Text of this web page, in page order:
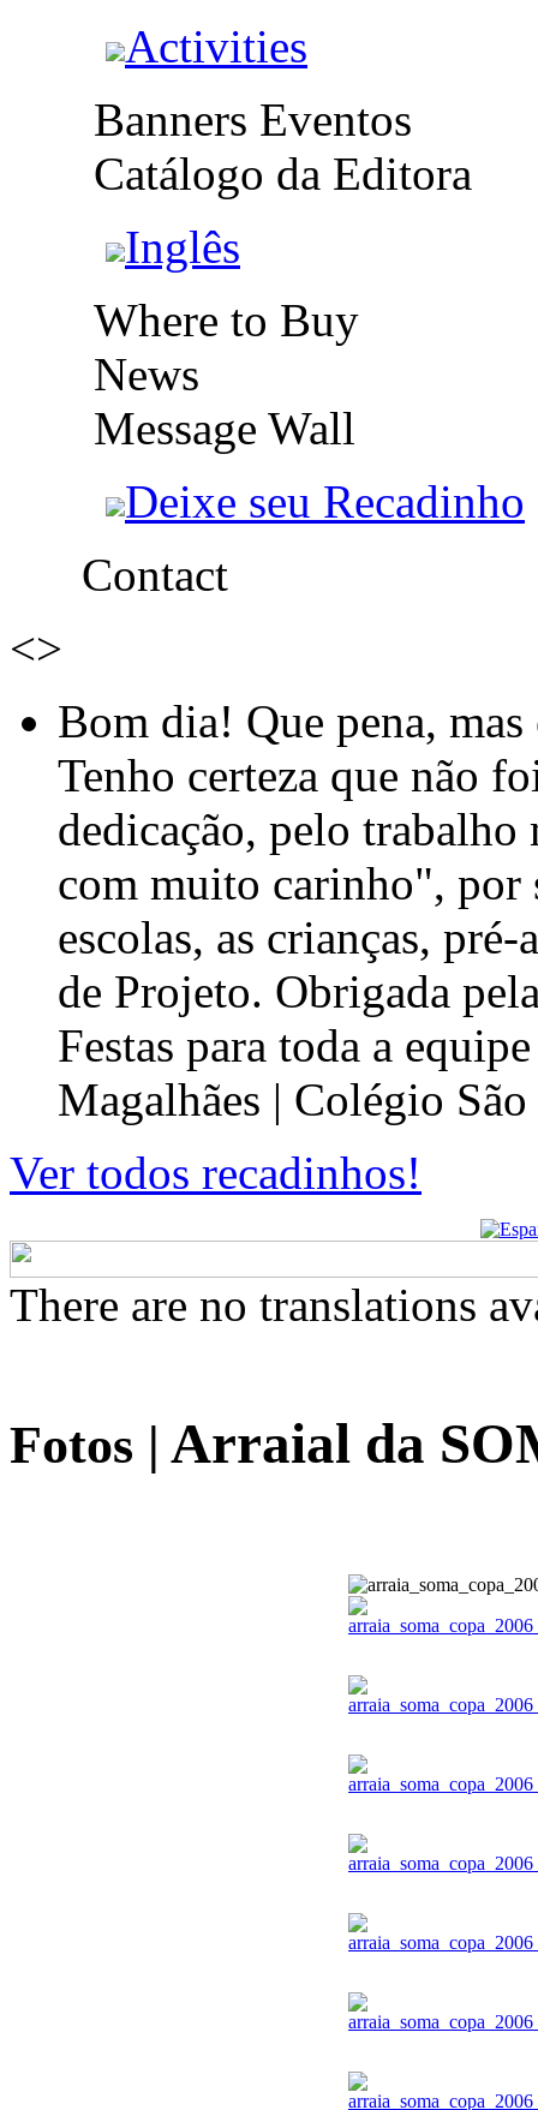
Activities
Banners Eventos
Catálogo da Editora
Inglês
Where to Buy
News
Message Wall
Deixe seu Recadinho
Contact
<>
Bom dia! Que pena,
Tenho certeza que não
dedicação, pelo
com muito carinho", por
escolas, as crianças, pré-
de Projeto. Obrigada
Festas para toda a
Magalhães | Colégio
Ver todos recadinhos!
There are no translations
Fotos | Arraial da